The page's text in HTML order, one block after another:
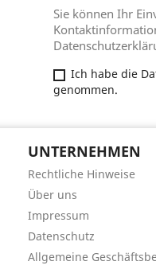
Sie können Ihr
Ich habe die
genommen.
UNTERNEHMEN
Rechtliche Hinweise
Über uns
Impressum
Datenschutz
Allgemeine